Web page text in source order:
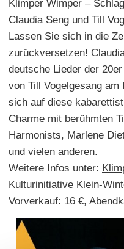
Klimper Wimper –
Claudia Seng und Till
Lassen Sie sich in die
zurückversetzen!
deutsche Lieder der
von Till Vogelgesang
sich auf diese
Charme mit berühmten
Harmonists, Marlene
und vielen anderen.
Weitere Infos unter:
Kulturinitiative Klein-
Vorverkauf: 16 €,